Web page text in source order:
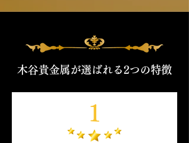
​木谷貴金属が選ばれる2つの特徴
1